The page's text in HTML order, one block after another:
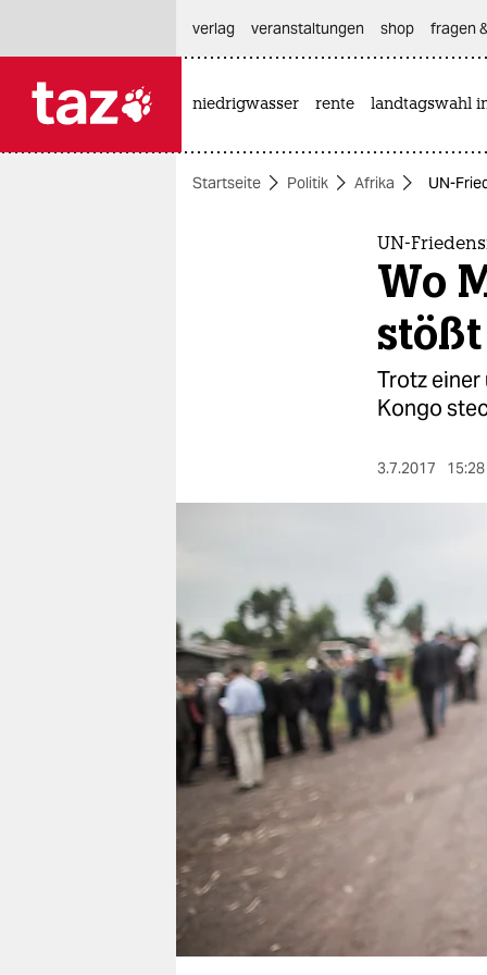
themen
wahrheit
verlag
verlag
veranstaltungen
shop
fragen & hilfe
unterstützen
abo
genossenschaft
verlag
veranstaltungen shop fragen
niedrigwasser rente landtagswahl
Startseite Politik Afrika UN-
UN-
Wo
stößt
Trotz
Kongo
3.7.2017